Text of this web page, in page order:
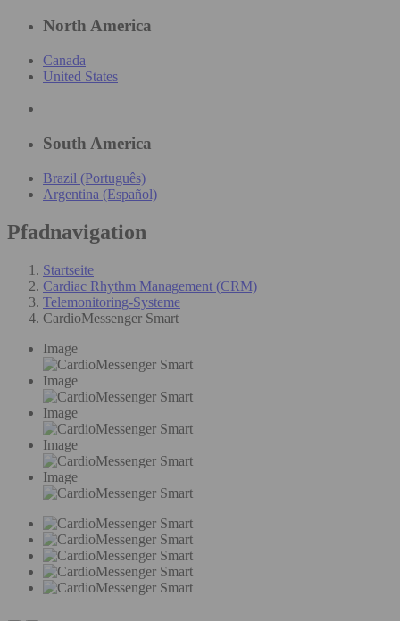
North America
Canada
United States
South America
Brazil (Português)
Argentina (Español)
Pfadnavigation
Startseite
Cardiac Rhythm Management (CRM)
Telemonitoring-Systeme
CardioMessenger Smart
Image
Image
Image
Image
Image